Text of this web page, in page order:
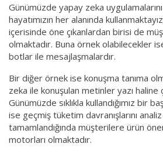
Günümüzde yapay zeka
hayatımızın her alanında
içerisinde öne çıkanlardan birisi de
olmaktadır. Buna örnek olabilecekler
botlar ile mesajlaşmalardır.
Bir diğer örnek ise konuşma tanıma
zeka ile konuşulan metinler yazı
Günümüzde sıklıkla kullandığımız bir
ise geçmiş tüketim davranışlarını
tamamlandığında müşterilere ürün
motorları olmaktadır.